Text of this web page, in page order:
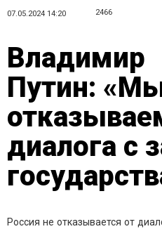
07.05.2024 14:20 2466
Владимир
Путин:
диалога с
Россия не отказывается от